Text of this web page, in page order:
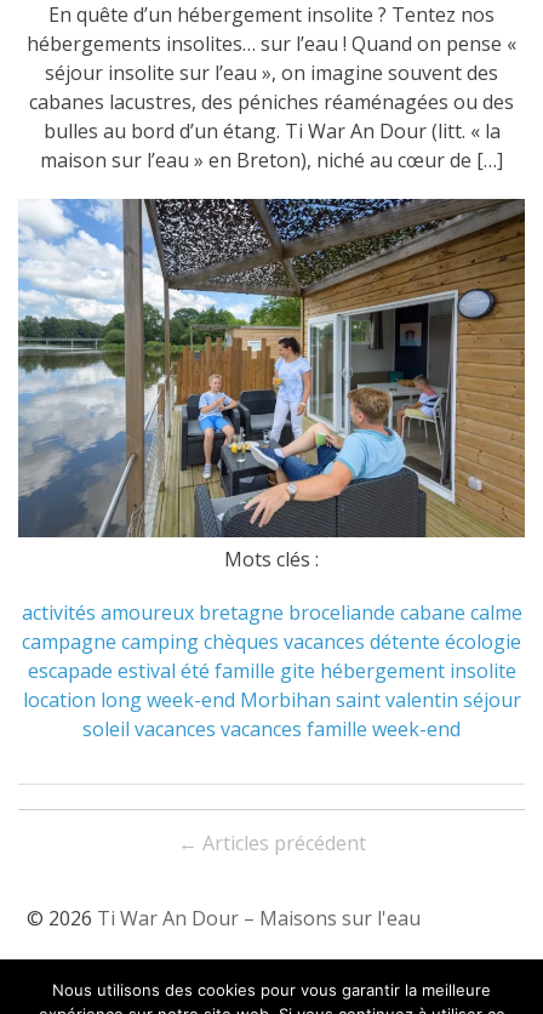
En quête d’un hébergement insolite ? Tentez nos
hébergements insolites… sur l’eau ! Quand on pense «
séjour insolite sur l’eau », on imagine souvent des
cabanes lacustres, des péniches réaménagées ou des
bulles au bord d’un étang. Ti War An Dour (litt. « la
maison sur l’eau » en Breton), niché au cœur de […]
Mots clés :
activités amoureux bretagne broceliande cabane calme
campagne campingchèques vacances détente écologie
escapade estival été famille gite hébergement insolite
location long week-end Morbihan saint valentin séjour
soleil vacances vacances famille week-end
les
articles
← Articles précédent
© 2026 Ti War An Dour – Maisons sur l'eau
Contact & Localisation
Nous utilisons des cookies pour vous garantir la meilleure